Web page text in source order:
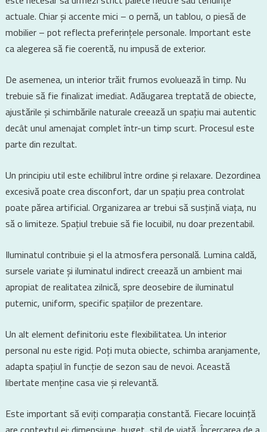
actuale. Chiar și accente mici – o pernă, un tablou, o piesă de
mobilier – pot reflecta preferințele personale. Important este
ca alegerea să fie coerentă, nu impusă de exterior.
De asemenea, un interior trăit frumos evoluează în timp. Nu
trebuie să fie finalizat imediat. Adăugarea treptată de obiecte,
ajustările și schimbările naturale creează un spațiu mai autentic
decât unul amenajat complet într-un timp scurt. Procesul este
parte din rezultat.
Un principiu util este echilibrul între ordine și relaxare. Dezordinea
excesivă poate crea disconfort, dar un spațiu prea controlat
poate părea artificial. Organizarea ar trebui să susțină viața, nu
să o limiteze. Spațiul trebuie să fie locuibil, nu doar prezentabil.
Iluminatul contribuie și el la atmosfera personală. Lumina caldă,
sursele variate și iluminatul indirect creează un ambient mai
apropiat de realitatea zilnică, spre deosebire de iluminatul
puternic, uniform, specific spațiilor de prezentare.
Un alt element definitoriu este flexibilitatea. Un interior
personal nu este rigid. Poți muta obiecte, schimba aranjamente,
adapta spațiul în funcție de sezon sau de nevoi. Această
libertate menține casa vie și relevantă.
Este important să eviți comparația constantă. Fiecare locuință